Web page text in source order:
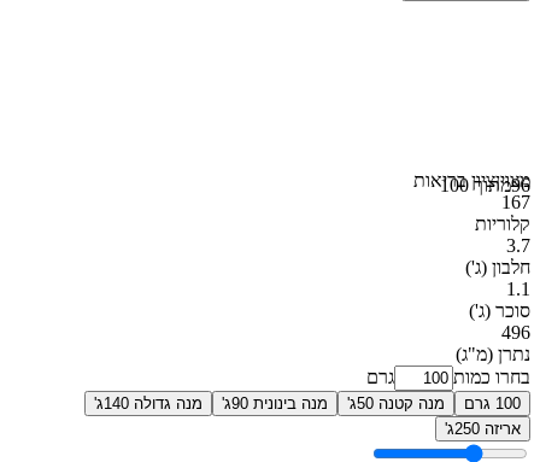
96מתוך 100מצויןציון בריאות
167
קלוריות
3.7
חלבון (ג')
1.1
סוכר (ג')
496
נתרן (מ"ג)
בחרו כמות
גרם
100 גרם מנה קטנה 50ג' מנה בינונית 90ג'
מנה גדולה 140ג'
אריזה 250ג'